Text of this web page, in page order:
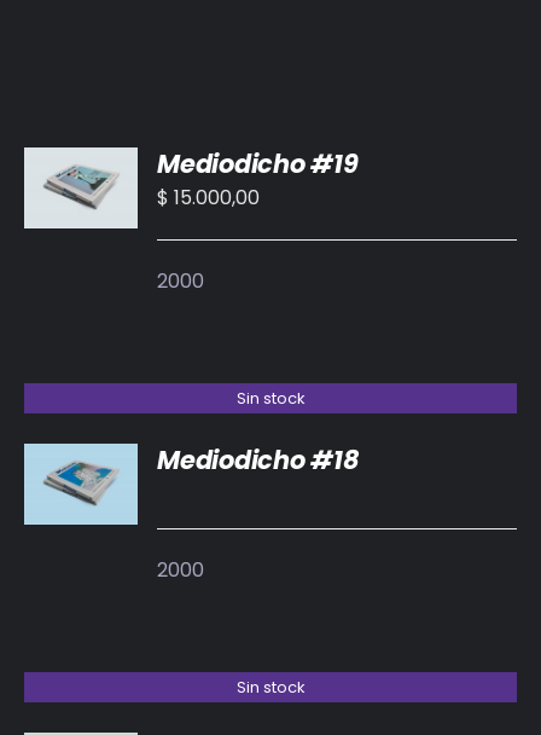
AL
CARRITO
/
Mediodicho #19
$ 15.000,00
2000
Sin stock
DETALLES
Mediodicho #18
2000
Sin stock